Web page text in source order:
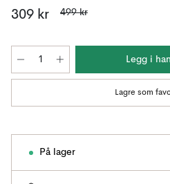
309 kr 499 kr
Legg i
Lagre som
På lager